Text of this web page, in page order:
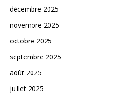
décembre 2025
novembre 2025
octobre 2025
septembre 2025
août 2025
juillet 2025